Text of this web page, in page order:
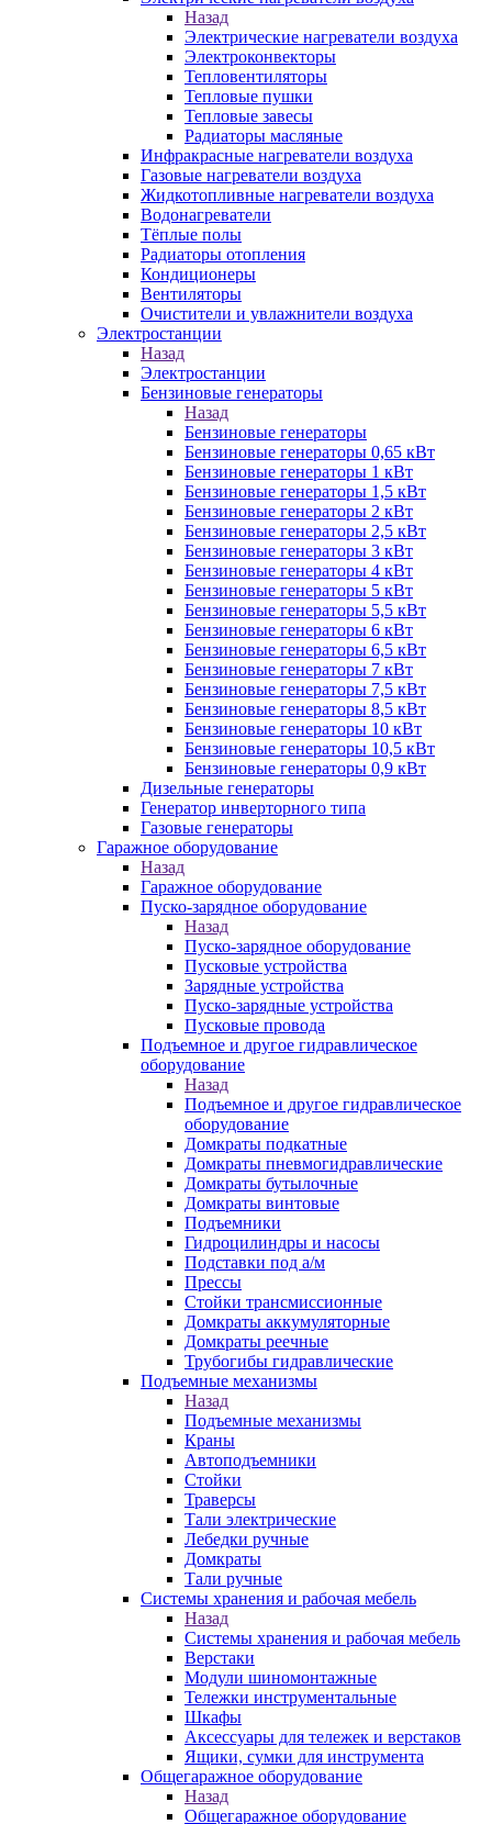
Назад
Электрические нагреватели воздуха
Электроконвекторы
Тепловентиляторы
Тепловые пушки
Тепловые завесы
Радиаторы масляные
Инфракрасные нагреватели воздуха
Газовые нагреватели воздуха
Жидкотопливные нагреватели воздуха
Водонагреватели
Тёплые полы
Радиаторы отопления
Кондиционеры
Вентиляторы
Очистители и увлажнители воздуха
Электростанции
Назад
Электростанции
Бензиновые генераторы
Назад
Бензиновые генераторы
Бензиновые генераторы 0,65 кВт
Бензиновые генераторы 1 кВт
Бензиновые генераторы 1,5 кВт
Бензиновые генераторы 2 кВт
Бензиновые генераторы 2,5 кВт
Бензиновые генераторы 3 кВт
Бензиновые генераторы 4 кВт
Бензиновые генераторы 5 кВт
Бензиновые генераторы 5,5 кВт
Бензиновые генераторы 6 кВт
Бензиновые генераторы 6,5 кВт
Бензиновые генераторы 7 кВт
Бензиновые генераторы 7,5 кВт
Бензиновые генераторы 8,5 кВт
Бензиновые генераторы 10 кВт
Бензиновые генераторы 10,5 кВт
Бензиновые генераторы 0,9 кВт
Дизельные генераторы
Генератор инверторного типа
Газовые генераторы
Гаражное оборудование
Назад
Гаражное оборудование
Пуско-зарядное оборудование
Назад
Пуско-зарядное оборудование
Пусковые устройства
Зарядные устройства
Пуско-зарядные устройства
Пусковые провода
Подъемное и другое гидравлическое
оборудование
Назад
Подъемное и другое гидравлическое
оборудование
Домкраты подкатные
Домкраты пневмогидравлические
Домкраты бутылочные
Домкраты винтовые
Подъемники
Гидроцилиндры и насосы
Подставки под а/м
Прессы
Стойки трансмиссионные
Домкраты аккумуляторные
Домкраты реечные
Трубогибы гидравлические
Подъемные механизмы
Назад
Подъемные механизмы
Краны
Автоподъемники
Стойки
Траверсы
Тали электрические
Лебедки ручные
Домкраты
Тали ручные
Системы хранения и рабочая мебель
Назад
Системы хранения и рабочая мебель
Верстаки
Модули шиномонтажные
Тележки инструментальные
Шкафы
Аксессуары для тележек и верстаков
Ящики, сумки для инструмента
Общегаражное оборудование
Назад
Общегаражное оборудование